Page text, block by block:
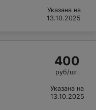
Указана на
13.10.2025
400
руб/шт.
Указана на
13.10.2025